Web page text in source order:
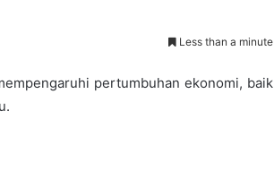
Less than a minute
pertumbuhan ekonomi, baik